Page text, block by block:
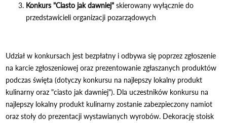
Konkurs "Ciasto jak dawniej"skierowany wyłącznie do
przedstawicieli organizacji pozarządowych
Udział w konkursach jest bezpłatny i odbywa się poprzez zgłoszenie
na karcie zgłoszeniowej oraz prezentowanie zgłaszanych produktów
podczas święta (dotyczy konkursu na najlepszy lokalny produkt
kulinarny oraz "ciasto jak dawniej"). Dla uczestników konkursu na
najlepszy lokalny produkt kulinarny zostanie zabezpieczony namiot
oraz stoły do prezentacji wystawianych wyrobów. Dekorację stoisk